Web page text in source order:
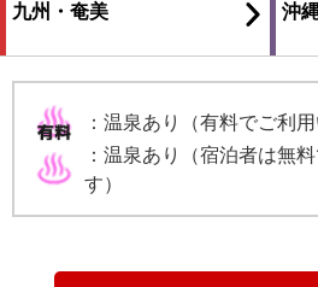
九州・奄美 沖
：温泉あり（有料でご利
：温泉あり（宿泊者は無
す）